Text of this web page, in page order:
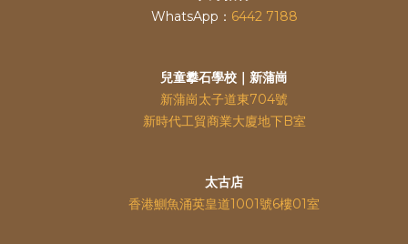
WhatsApp： 6442 7188
兒童攀石學校｜新蒲崗
新蒲崗太子道東704號
新時代工貿商業大廈地下B室
太古店
香港鰂魚涌英皇道1001號6樓01室